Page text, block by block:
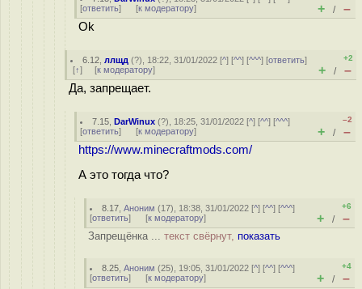
[ответить] [к модератору] + / –
Ok
6.12 ,ллщд (?), 18:22, 31/01/2022 [^] [^^] [^^^] [ответить]
[↑] [к модератору]
+2
+ / –
Да, запрещает.
7.15 ,DarWinux (?), 18:25, 31/01/2022 [^] [^^] [^^^]
[ответить] [к модератору]
–2
+ / –
https://www.minecraftmods.com/
А это тогда что?
8.17 ,Аноним (17), 18:38, 31/01/2022 [^] [^^] [^^^]
[ответить] [к модератору]
+6
+ / –
Запрещёнка ... текст свёрнут, показать
8.25 ,Аноним (25), 19:05, 31/01/2022 [^] [^^] [^^^]
[ответить] [к модератору]
+4
+ / –